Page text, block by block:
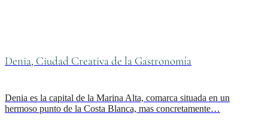
Denia, Ciudad Creativa de la Gastronomía
Denia es la capital de la Marina Alta, comarca situada en un
hermoso punto de la Costa Blanca, mas concretamente…